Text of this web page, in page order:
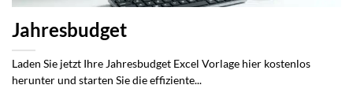
Jahresbudget
Laden Sie jetzt Ihre Jahresbudget Excel Vorlage hier kostenlos
herunter und starten Sie die effiziente...